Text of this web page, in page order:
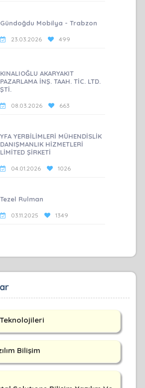
Gündoğdu Mobilya - Trabzon
23.03.2026 499
KINALIOĞLU AKARYAKIT
PAZARLAMA İNŞ. TAAH. TİC. LTD.
ŞTİ.
08.03.2026 663
YFA YERBİLİMLERİ MÜHENDİSLİK
DANIŞMANLIK HİZMETLERİ
LİMİTED ŞİRKETİ
04.01.2026 1026
Tezel Rulman
03.11.2025 1349
Bilişim